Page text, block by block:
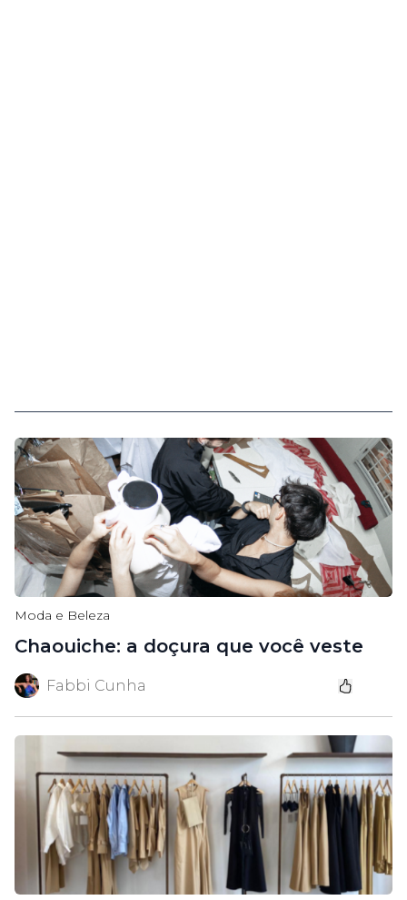
Moda e Beleza
Chaouiche: a doçura que você veste
Fabbi Cunha